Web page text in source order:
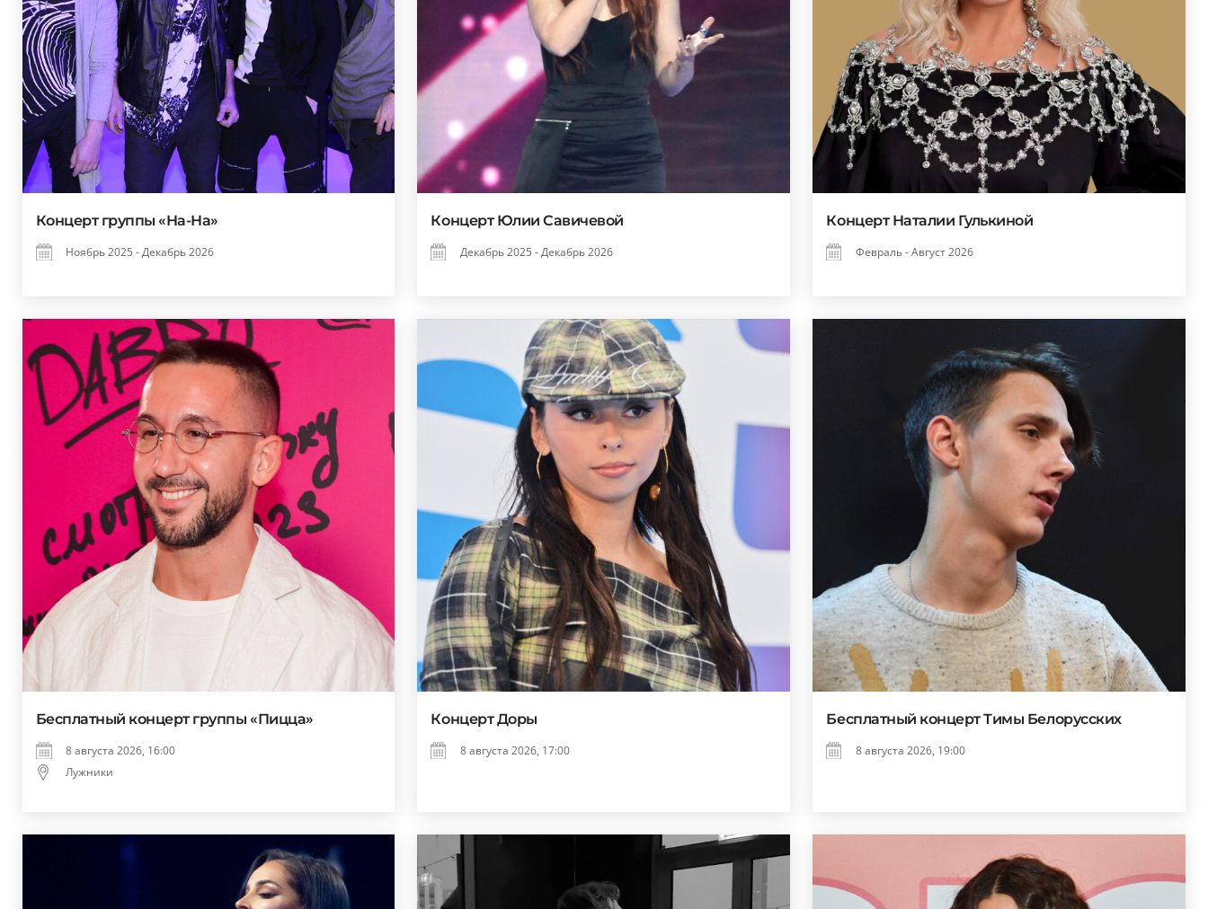
Концерт группы «На-На»
Ноябрь 2025 - Декабрь 2026
Концерт Юлии Савичевой
Декабрь 2025 - Декабрь 2026
Концерт Наталии Гулькиной
Февраль - Август 2026
Бесплатный концерт группы «Пицца»
8 августа 2026, 16:00
Лужники
Концерт Доры
8 августа 2026, 17:00
Бесплатный концерт Тимы Белорусских
8 августа 2026, 19:00